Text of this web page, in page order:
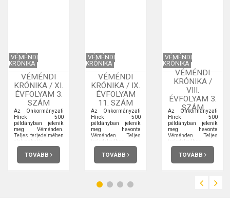
VÉMÉNDI
KRÓNIKA
VÉMÉNDI
KRÓNIKA / XI.
ÉVFOLYAM 3.
SZÁM
Az Önkormányzati
Hírek 500
példányban jelenik
meg Véménden.
Teljes terjedelmében
elolvashatja.
TOVÁBB
VÉMÉNDI
KRÓNIKA
VÉMÉNDI
KRÓNIKA / IX.
ÉVFOLYAM
11. SZÁM
Az Önkormányzati
Hírek 500
példányban jelenik
meg havonta
Véménden. Teljes
terjedelmében
elolvashatja.
TOVÁBB
VÉMÉNDI
KRÓNIKA
VÉMÉNDI
KRÓNIKA /
VIII.
ÉVFOLYAM 3.
SZÁM
Az Önkormányzati
Hírek 500
példányban jelenik
meg havonta
Véménden. Teljes
terjedelmében
elolvashatja.
TOVÁBB